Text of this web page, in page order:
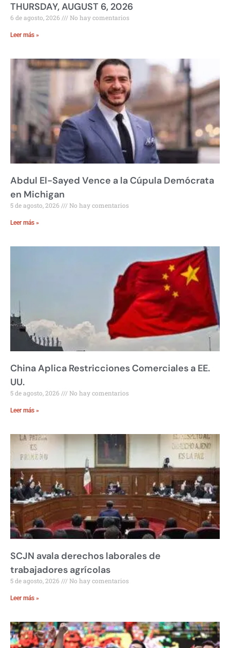
THURSDAY, AUGUST 6, 2026
6 de agosto, 2026 No hay comentarios
Leer más »
Abdul El-Sayed Vence a la Cúpula Demócrata
en Michigan
5 de agosto, 2026 No hay comentarios
Leer más »
China Aplica Restricciones Comerciales a EE.
UU.
5 de agosto, 2026 No hay comentarios
Leer más »
SCJN avala derechos laborales de
trabajadores agrícolas
5 de agosto, 2026 No hay comentarios
Leer más »